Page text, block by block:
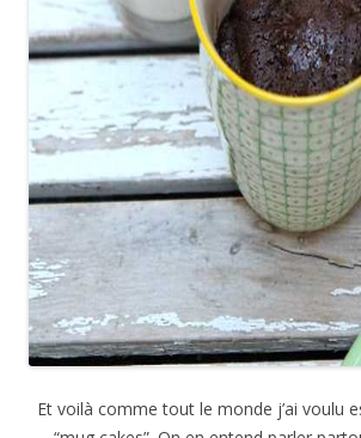
Et voilà comme tout le monde j’ai voulu